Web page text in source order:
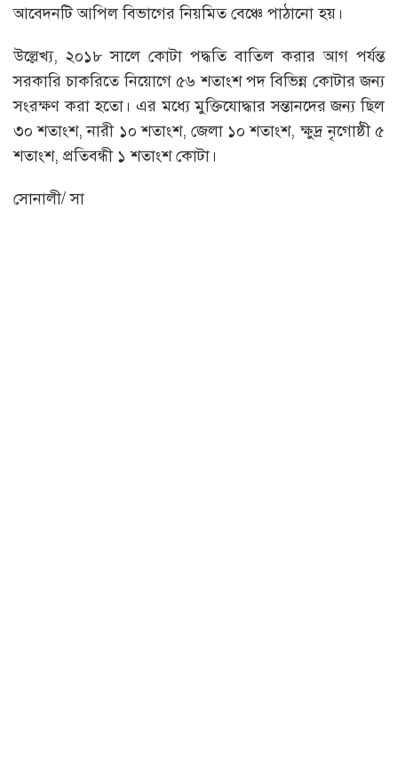
আবেদনটি আপিল বিভাগের নিয়মিত বেঞ্চে পাঠানো হয়।
উল্লেখ্য, ২০১৮ সালে কোটা পদ্ধতি বাতিল করার আগ পর্যন্ত
সরকারি চাকরিতে নিয়োগে ৫৬ শতাংশ পদ বিভিন্ন কোটার জন্য
সংরক্ষণ করা হতো। এর মধ্যে মুক্তিযোদ্ধার সন্তানদের জন্য ছিল
৩০ শতাংশ, নারী ১০ শতাংশ, জেলা ১০ শতাংশ, ক্ষুদ্র নৃগোষ্ঠী ৫
শতাংশ, প্রতিবন্ধী ১ শতাংশ কোটা।
সোনালী/ সা